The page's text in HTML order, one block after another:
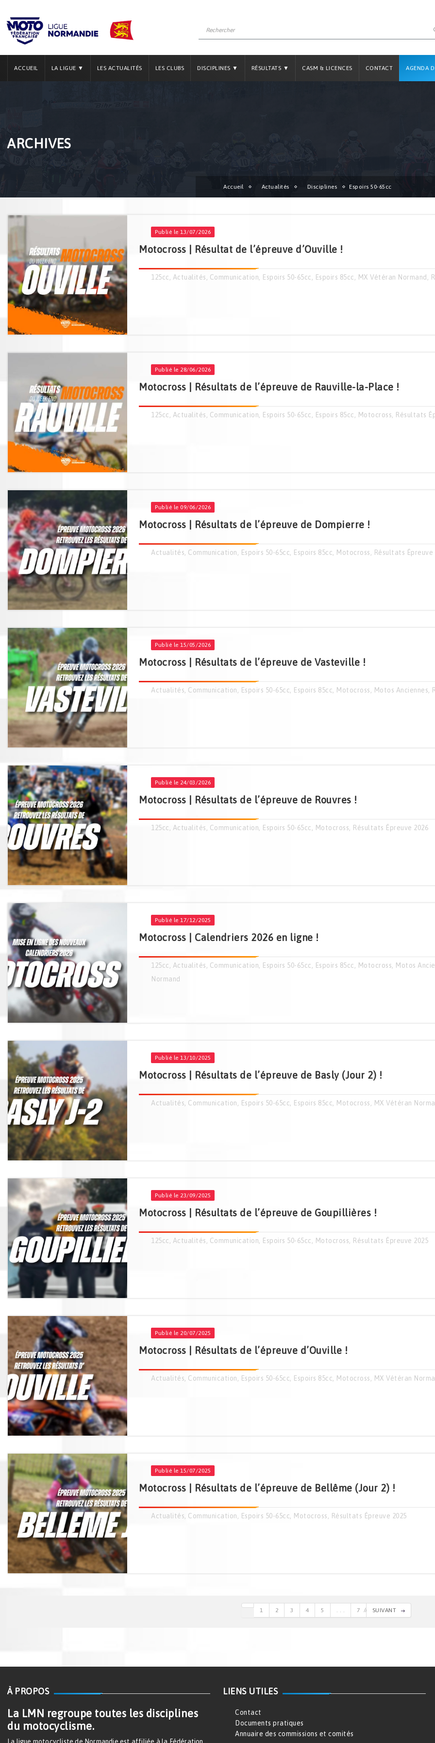
ACCUEIL LA LIGUE ▼ LES ACTUALITÉS LES CLUBS DISCIPLINES ▼ RÉSULTATS ▼ CASM & LICENCES CONTACT AGENDA
ARCHIVES
Accueil Actualités Disciplines Espoirs 50-65cc
Publié le 13/07/2026
Motocross | Résultat de l’épreuve d’Ouville !
125cc, Actualités, Communication, Espoirs 50-65cc, Espoirs 85cc, MX Vétéran Normand ,
Publié le 28/06/2026
Motocross | Résultats de l’épreuve de Rauville-la-Place !
125cc, Actualités, Communication, Espoirs 50-65cc, Espoirs 85cc, Motocross, Résultats
Publié le 09/06/2026
Motocross | Résultats de l’épreuve de Dompierre !
Actualités, Communication, Espoirs 50-65cc, Espoirs 85cc, Motocross, Résultats Épreuve
Publié le 15/05/2026
Motocross | Résultats de l’épreuve de Vasteville !
Actualités, Communication, Espoirs 50-65cc, Espoirs 85cc, Motocross, Motos Anciennes,
Publié le 24/03/2026
Motocross | Résultats de l’épreuve de Rouvres !
125cc, Actualités, Communication, Espoirs 50-65cc, Motocross, Résultats Épreuve 2026
Publié le 17/12/2025
Motocross | Calendriers 2026 en ligne !
125cc, Actualités, Communication, Espoirs 50-65cc, Espoirs 85cc, Motocross, Motos
Normand
Publié le 13/10/2025
Motocross | Résultats de l’épreuve de Basly (Jour 2) !
Actualités, Communication, Espoirs 50-65cc, Espoirs 85cc, Motocross, MX Vétéran
Publié le 23/09/2025
Motocross | Résultats de l’épreuve de Goupillières !
125cc, Actualités, Communication, Espoirs 50-65cc, Motocross, Résultats Épreuve 2025
Publié le 20/07/2025
Motocross | Résultats de l’épreuve d’Ouville !
Actualités, Communication, Espoirs 50-65cc, Espoirs 85cc, Motocross, MX Vétéran
Publié le 15/07/2025
Motocross | Résultats de l’épreuve de Bellême (Jour 2) !
Actualités, Communication, Espoirs 50-65cc, Motocross, Résultats Épreuve 2025
1 2 3 4 5 . . . 7 SUIVANT
À PROPOS
La LMN regroupe toutes les disciplines
du motocyclisme.
LIENS UTILES
Contact
Documents pratiques
Annuaire des commissions et comités